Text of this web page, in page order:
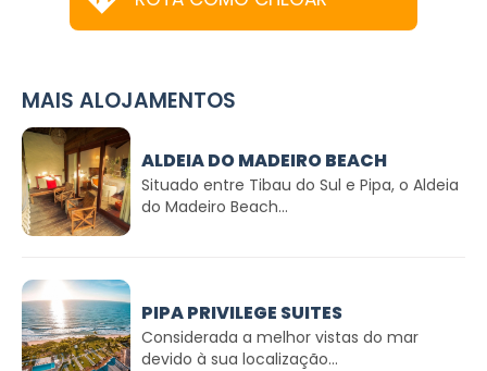
MAIS ALOJAMENTOS
ALDEIA DO MADEIRO BEACH
Situado entre Tibau do Sul e Pipa, o Aldeia
do Madeiro Beach...
PIPA PRIVILEGE SUITES
Considerada a melhor vistas do mar
devido à sua localização...